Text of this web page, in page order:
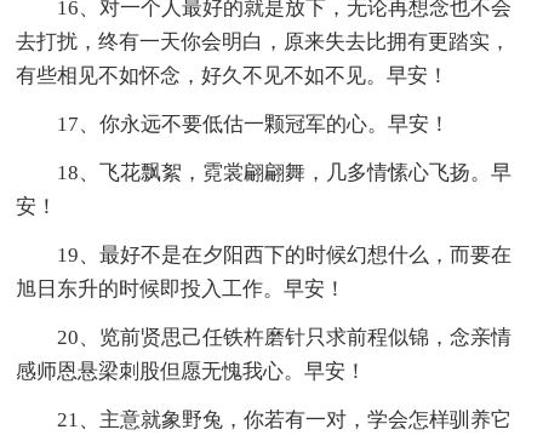
16、对一个人最好的就是放下，无论再想念也不会
去打扰，终有一天你会明白，原来失去比拥有更踏实，
有些相见不如怀念，好久不见不如不见。早安！
17、你永远不要低估一颗冠军的心。早安！
18、飞花飘絮，霓裳翩翩舞，几多情愫心飞扬。早
安！
19、最好不是在夕阳西下的时候幻想什么，而要在
旭日东升的时候即投入工作。早安！
20、览前贤思己任铁杵磨针只求前程似锦，念亲情
感师恩悬梁刺股但愿无愧我心。早安！
21、主意就象野兔，你若有一对，学会怎样驯养它